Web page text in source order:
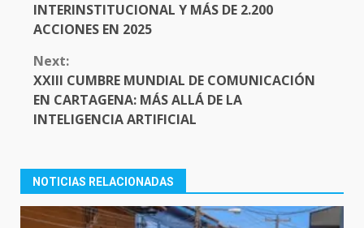
INTERINSTITUCIONAL Y MÁS DE 2.200
ACCIONES EN 2025
Next:
XXIII CUMBRE MUNDIAL DE COMUNICACIÓN
EN CARTAGENA: MÁS ALLÁ DE LA
INTELIGENCIA ARTIFICIAL
NOTICIAS RELACIONADAS